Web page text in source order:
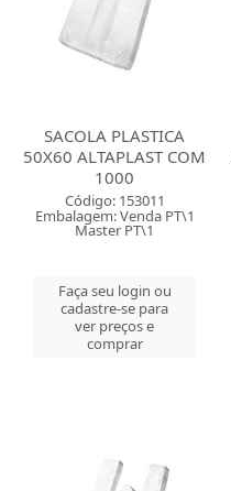
SACOLA PLASTICA
50X60 ALTAPLAST COM
1000
Código: 153011
Embalagem: Venda PT\1
Master PT\1
Faça seu login ou
cadastre-se para
ver preços e
comprar